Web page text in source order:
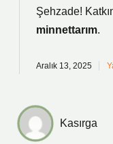
Şehzade!
minnettarım.
Aralık 13, 2025
Kasırga